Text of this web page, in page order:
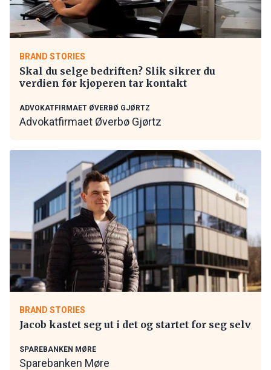
BRAND STORIES
Skal du selge bedriften? Slik sikrer du
verdien før kjøperen tar kontakt
ADVOKATFIRMAET ØVERBØ GJØRTZ
Advokatfirmaet Øverbø Gjørtz
BRAND STORIES
Jacob kastet seg ut i det og startet for seg selv
SPAREBANKEN MØRE
Sparebanken Møre